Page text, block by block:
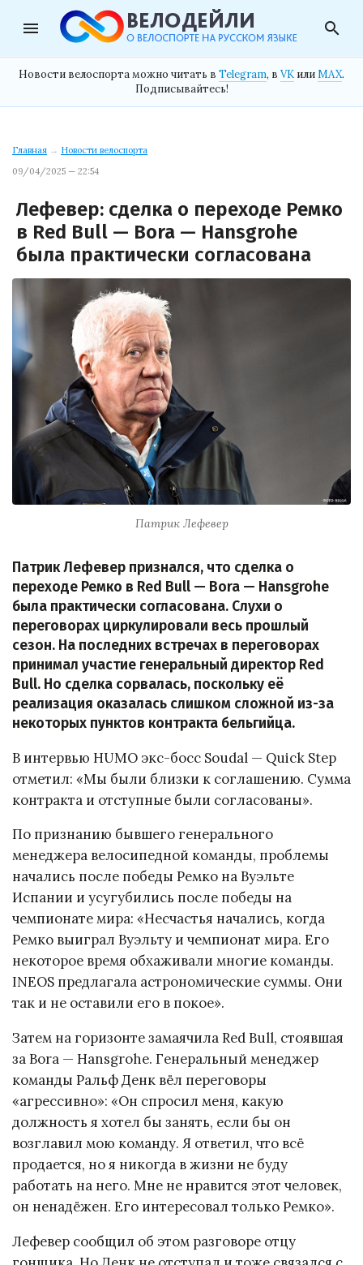
menu search
Новости велоспорта можно читать в Telegram, в VK илиMAX.
Подписывайтесь!
Главная → Новости велоспорта
09/04/2025 — 22:54
Лефевер: сделка о переходе Ремко
в Red Bull — Bora — Hansgrohe
была практически согласована
Патрик Лефевер
Патрик Лефевер признался, что сделка о
переходе Ремко в Red Bull — Bora — Hansgrohe
была практически согласована. Слухи о
переговорах циркулировали весь прошлый
сезон. На последних встречах в переговорах
принимал участие генеральный директор Red
Bull. Но сделка сорвалась, поскольку её
реализация оказалась слишком сложной из-за
некоторых пунктов контракта бельгийца.
В интервью HUMO экс-босс Soudal — Quick Step
отметил: «Мы были близки к соглашению. Сумма
контракта и отступные были согласованы».
По признанию бывшего генерального
менеджера велосипедной команды, проблемы
начались после победы Ремко на Вуэльте
Испании и усугубились после победы на
чемпионате мира: «Несчастья начались, когда
Ремко выиграл Вуэльту и чемпионат мира. Его
некоторое время обхаживали многие команды.
INEOS предлагала астрономические суммы. Они
так и не оставили его в покое».
Затем на горизонте замаячила Red Bull, стоявшая
за Bora — Hansgrohe. Генеральный менеджер
команды Ральф Денк вёл переговоры
«агрессивно»: «Он спросил меня, какую
должность я хотел бы занять, если бы он
возглавил мою команду. Я ответил, что всё
продается, но я никогда в жизни не буду
работать на него. Мне не нравится этот человек,
он ненадёжен. Его интересовал только Ремко».
Лефевер сообщил об этом разговоре отцу